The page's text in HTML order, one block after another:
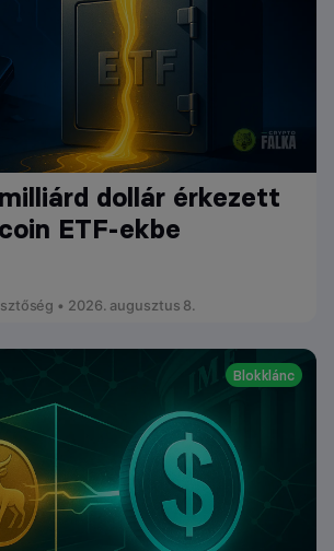
dollár érkezett
ETF-ekbe
• 2026. augusztus 8.
Blokklánc